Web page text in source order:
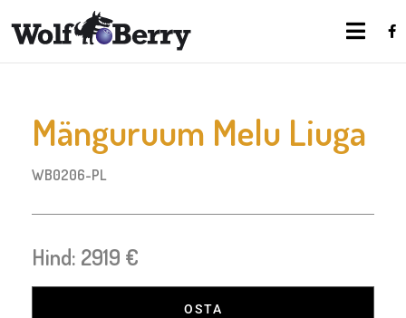
Mänguruum Melu Liuga
WB0206-PL
Hind: 2919 €
OSTA